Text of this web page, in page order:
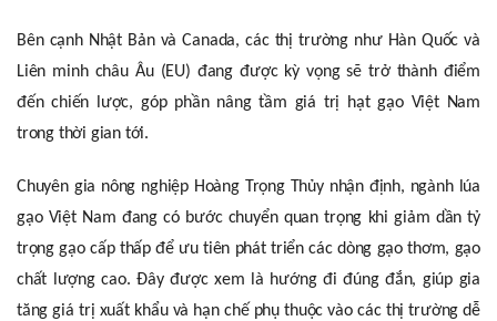
Bên cạnh Nhật Bản và Canada, các thị trường như Hàn Quốc và
Liên minh châu Âu (EU) đang được kỳ vọng sẽ trở thành điểm
đến chiến lược, góp phần nâng tầm giá trị hạt gạo Việt Nam
trong thời gian tới.
Chuyên gia nông nghiệp Hoàng Trọng Thủy nhận định, ngành lúa
gạo Việt Nam đang có bước chuyển quan trọng khi giảm dần tỷ
trọng gạo cấp thấp để ưu tiên phát triển các dòng gạo thơm, gạo
chất lượng cao. Đây được xem là hướng đi đúng đắn, giúp gia
tăng giá trị xuất khẩu và hạn chế phụ thuộc vào các thị trường dễ